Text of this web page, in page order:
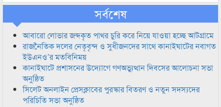
সর্বশেষ
আবারো লোভার জব্দকৃত পাথর চুরি করে নিয়ে যাওয়া হচ্ছে আটগ্রামে
রাজনৈতিক দলের নেতৃবৃন্দ ও সুধীজনদের সাথে কানাইঘাটের নবাগত
ইউএনও’র মতবিনিময়
কানাইঘাটে প্রশাসনের উদ্যোগে গণঅভ্যুত্থান দিবসের আলোচনা সভা
অনুষ্ঠিত
সিলেট অনলাইন প্রেসক্লাবের পুরস্কার বিতরণ ও নতুন সদস্যদের
পরিচিতি সভা অনুষ্ঠিত